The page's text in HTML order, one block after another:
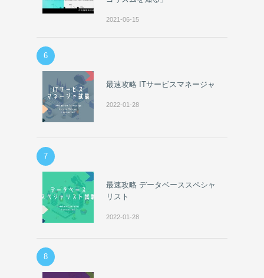
2021-06-15
6
最速攻略 ITサービスマネージャ
2022-01-28
7
最速攻略 データベーススペシャ
リスト
2022-01-28
8